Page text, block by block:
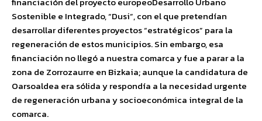
Sostenible e Integrado,“Dusi”,con el que pretendían
desarrollar diferentes proyectos “estratégicos” para la
regeneración de estos municipios. Sin embargo,esa
financiación no llegó a nuestra comarca y fue a parar a la
zona de Zorrozaurre en Bizkaia;aunque la candidatura de
Oarsoaldea era sólida y respondía a la necesidad urgente
de regeneración urbana y socioeconómica integralde la
comarca.